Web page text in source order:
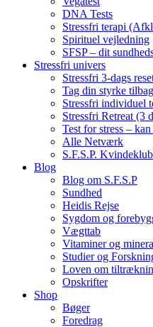
DNA Tests
Stressfri terapi
Spirituel vejledning
SFSP – dit
Stressfri univers
Stressfri 3-dags
Tag din styrke
Stressfri individuel
Stressfri Retreat (3
Test for stress –
Alle Netværk
S.F.S.P.
Blog
Blog om S.F.S.P
Sundhed
Heidis Rejse
Sygdom og
Vægttab
Vitaminer og
Studier og
Loven om
Opskrifter
Shop
Bøger
Foredrag